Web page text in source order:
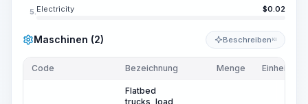
5. Electricity $0.02
Maschinen (2) Beschreiben KI
Code Bezeichnung Menge Einheit
Flatbed
trucks, load